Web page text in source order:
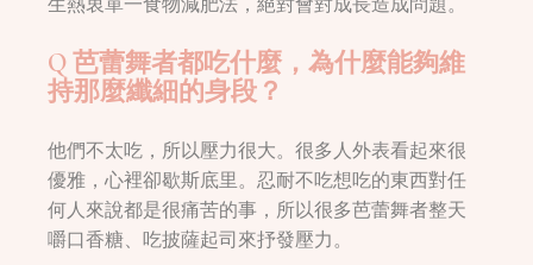
Q 芭蕾舞者都吃什麼，為什麼能夠維
持那麼纖細的身段？
他們不太吃，所以壓力很大。很多人外表看起來很
優雅，心裡卻歇斯底里。忍耐不吃想吃的東西對任
何人來說都是很痛苦的事，所以很多芭蕾舞者整天
嚼口香糖、吃披薩起司來抒發壓力。